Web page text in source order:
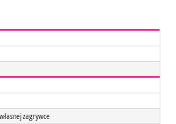
zagrywce